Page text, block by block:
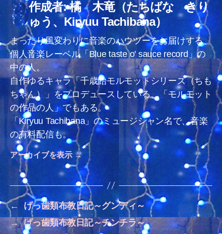
作成者: 橘 木竜（たちばな きり
ゅう、Kiryuu Tachibana）
まったり風変わりに音楽のハウツーをお届けする、
個人音楽レーベル「Blue taste o' sauce record」の
中の人。
自作ゆるキャラ「千歳飴モルモットシリーズ（ちも
ちゃん）」をプロデュースしている、「モルモット
の作品の人」でもある。
「Kiryuu Tachibana」のミュージシャン名で、音楽
の有料配信も。
アーカイブを表示 →
←
げっ歯類布教日記～グンディ～
→ げっ歯類布教日記～チンチラ～